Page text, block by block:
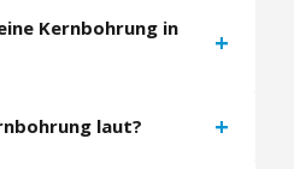
Kernbohrung in
+
laut? +